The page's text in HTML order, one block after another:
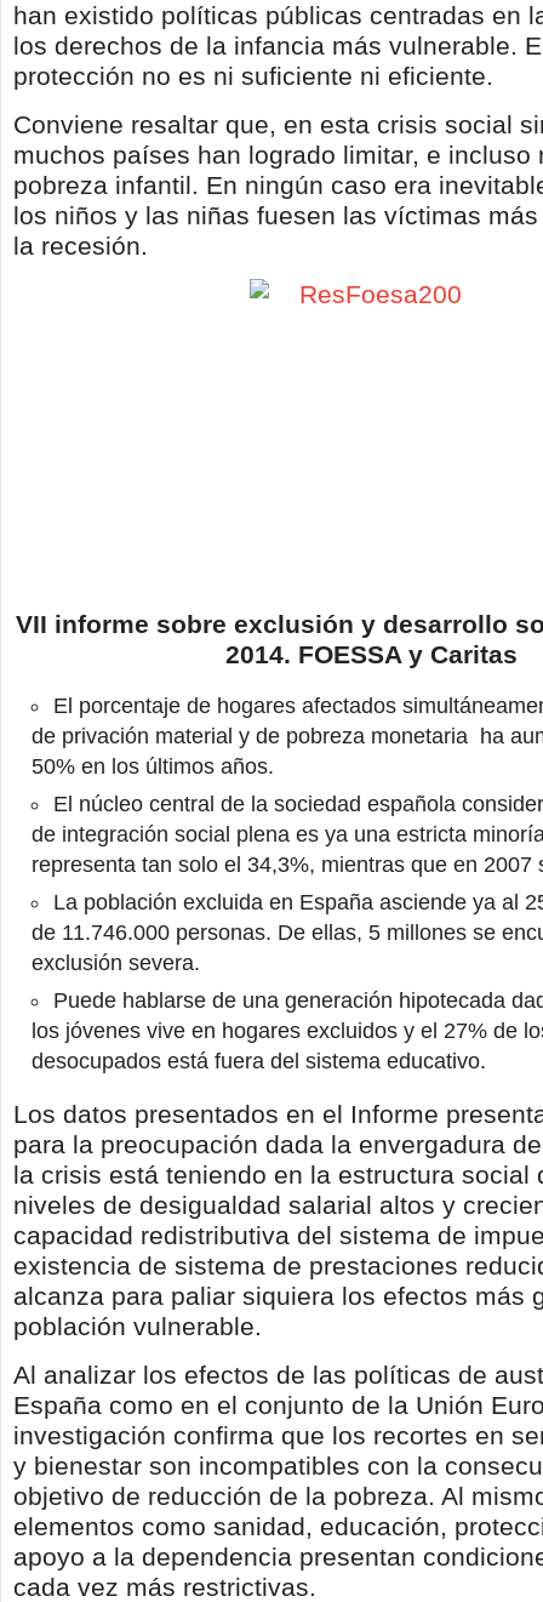
han existido políticas públicas centradas en
los derechos de la infancia más vulnerable.
protección no es ni suficiente ni eficiente.
Conviene resaltar que, en esta crisis social
muchos países han logrado limitar, e incluso
pobreza infantil. En ningún caso era
los niños y las niñas fuesen las víctimas
la recesión.
VII informe sobre exclusión y desarrollo
2014. FOESSA y Caritas
El porcentaje de hogares afectados
de privación material y de pobreza monetaria ha
50% en los últimos años.
El núcleo central de la sociedad española
de integración social plena es ya una estricta
representa tan solo el 34,3%, mientras que en 2007
La población excluida en España asciende ya al
de 11.746.000 personas. De ellas, 5 millones se
exclusión severa.
Puede hablarse de una generación hipotecada
los jóvenes vive en hogares excluidos y el 27% de
desocupados está fuera del sistema educativo.
Los datos presentados en el Informe
para la preocupación dada la envergadura
la crisis está teniendo en la estructura social
niveles de desigualdad salarial altos y
capacidad redistributiva del sistema de
existencia de sistema de prestaciones
alcanza para paliar siquiera los efectos más
población vulnerable.
Al analizar los efectos de las políticas de
España como en el conjunto de la Unión
investigación confirma que los recortes en
y bienestar son incompatibles con la
objetivo de reducción de la pobreza. Al
elementos como sanidad, educación,
apoyo a la dependencia presentan
cada vez más restrictivas.